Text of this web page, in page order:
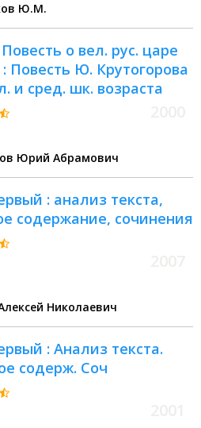
и международные
Петербурга в петровское
Ю.М.
о вел. рус. царе
Повесть Ю. Крутогорова
и сред. шк. возраста
Юрий Абрамович
: анализ текста,
содержание, сочинения
Николаевич
: Анализ текста.
содерж. Соч